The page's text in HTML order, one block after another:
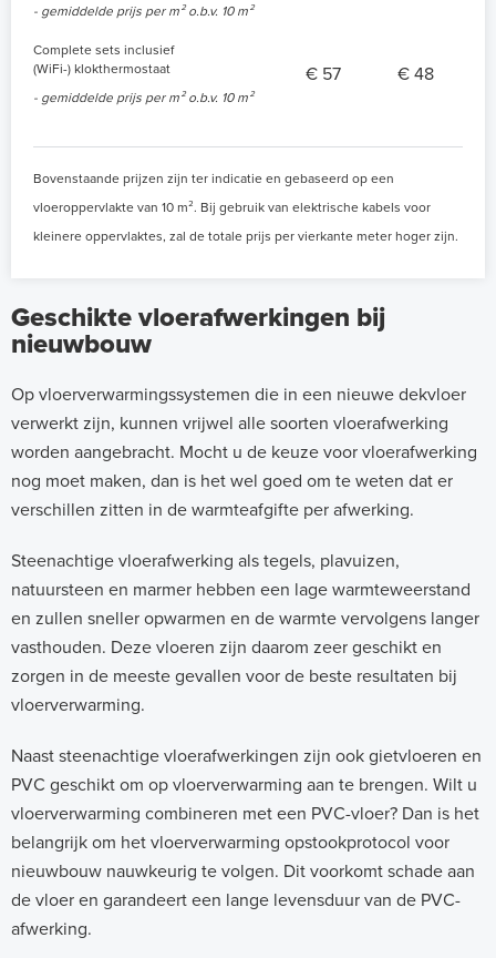
- gemiddelde prijs per m² o.b.v. 10 m²
Complete sets inclusief
(WiFi-) klokthermostaat
- gemiddelde prijs per m² o.b.v. 10 m²
€ 57 € 48
Bovenstaande prijzen zijn ter indicatie en gebaseerd op een
vloeroppervlakte van 10 m². Bij gebruik van elektrische kabels voor
kleinere oppervlaktes, zal de totale prijs per vierkante meter hoger zijn.
Geschikte vloerafwerkingen bij
nieuwbouw
Op vloerverwarmingssystemen die in een nieuwe dekvloer
verwerkt zijn, kunnen vrijwel alle soorten vloerafwerking
worden aangebracht. Mocht u de keuze voor vloerafwerking
nog moet maken, dan is het wel goed om te weten dat er
verschillen zitten in de warmteafgifte per afwerking.
Steenachtige vloerafwerking als tegels, plavuizen,
natuursteen en marmer hebben een lage warmteweerstand
en zullen sneller opwarmen en de warmte vervolgens langer
vasthouden. Deze vloeren zijn daarom zeer geschikt en
zorgen in de meeste gevallen voor de beste resultaten bij
vloerverwarming.
Naast steenachtige vloerafwerkingen zijn ook gietvloeren en
PVC geschikt om op vloerverwarming aan te brengen. Wilt u
vloerverwarming combineren met een PVC-vloer? Dan is het
belangrijk om het vloerverwarming opstookprotocol voor
nieuwbouw nauwkeurig te volgen. Dit voorkomt schade aan
de vloer en garandeert een lange levensduur van de PVC-
afwerking.